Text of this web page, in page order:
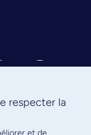
respecter la
et de